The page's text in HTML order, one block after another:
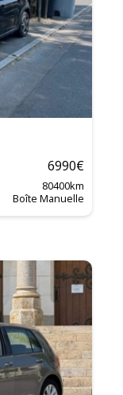
6990€
80400km
Boîte Manuelle